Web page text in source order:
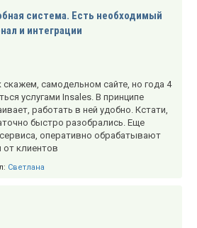
система. Есть необходимый
и интеграции
скажем, самодельном сайте, но года 4
услугами Insales. В принципе
работать в ней удобно. Кстати,
быстро разобрались. Еще
оперативно обрабатывают
клиентов
Светлана